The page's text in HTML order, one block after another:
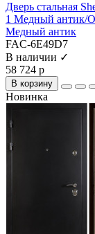
Дверь стальная
1 Медный антик/
Медный антик
FAC-6E49D7
В наличии ✓
58 724 р
В корзину
Новинка